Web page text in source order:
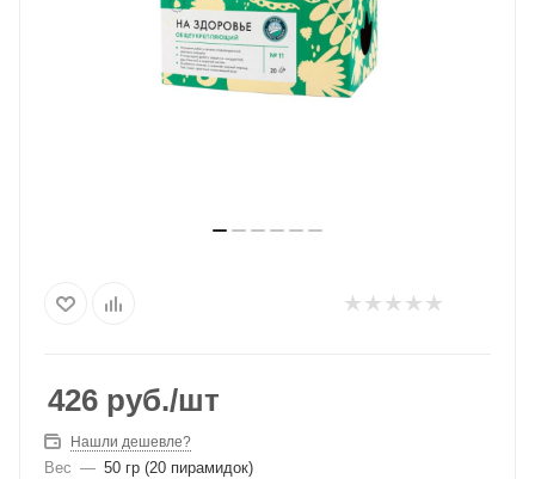
426 руб./шт
Нашли дешевле?
Вес — 50 гр (20 пирамидок)